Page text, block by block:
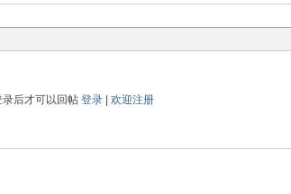
录后才可以回帖 登录| 欢迎注册